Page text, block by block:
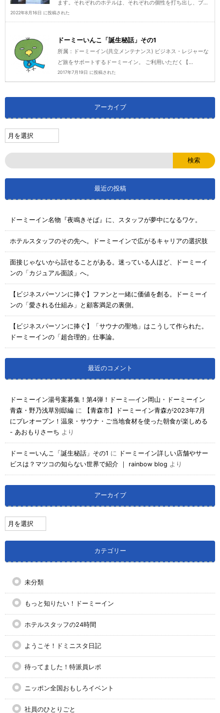
ます。それぞれのホテルは、それぞれの個性を打ち出し、ブ...
2022年8月16日 に投稿された
ドーミーいんこ「誕生秘話」その1
所属：ドーミーイン(共立メンテナンス) ビジネス・レジャーな
ど旅をサポートするドーミーイン。 ご利用いただく【...
2017年7月19日 に投稿された
アーカイブ
最近の投稿
ドーミーイン名物『夜鳴きそば』に、スタッフが夢中になるワケ。
ホテルスタッフのその先へ。ドーミーインで広がるキャリアの選択肢
面接じゃないから話せることがある。迷っている人ほど、ドーミーイ
ンの「カジュアル面談」へ。
【ビジネスパーソンに捧ぐ】ファンと一緒に価値を創る。ドーミーイ
ンの「愛される仕組み」と顧客満足の裏側。
【ビジネスパーソンに捧ぐ】「サウナの聖地」はこうして作られた。
ドーミーインの「超合理的」仕事論。
最近のコメント
ドーミーイン湯号案募集！第4弾！ドーミ―イン岡山・ドーミーイン
青森・野乃浅草別邸編 に
【青森市】ドーミーイン青森が2023年7月
にプレオープン！温泉・サウナ・ご当地食材を使った朝食が楽しめる
- あおもりさーち より
ドーミーいんこ「誕生秘話」その1 に
ドーミーイン詳しい店舗やサー
ビスは？マツコの知らない世界で紹介 ｜ rainbow blog より
アーカイブ
カテゴリー
未分類
もっと知りたい！ドーミーイン
ホテルスタッフの24時間
ようこそ！ドミニスタ日記
待ってました！特派員レポ
ニッポン全国おもしろイベント
社員のひとりごと